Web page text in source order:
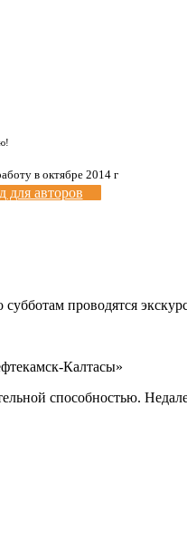
в октябре 2014 г
для авторов
проводятся
Калтасы»
способностью.